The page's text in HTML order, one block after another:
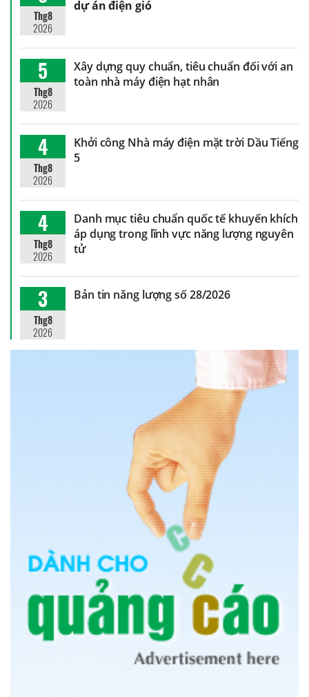
Thg8
2026
dự án điện gió
5
Thg8
2026
Xây dựng quy chuẩn, tiêu chuẩn đối với an
toàn nhà máy điện hạt nhân
4
Thg8
2026
Khởi công Nhà máy điện mặt trời Dầu Tiếng
5
4
Thg8
2026
Danh mục tiêu chuẩn quốc tế khuyến khích
áp dụng trong lĩnh vực năng lượng nguyên
tử
3
Thg8
2026
Bản tin năng lượng số 28/2026